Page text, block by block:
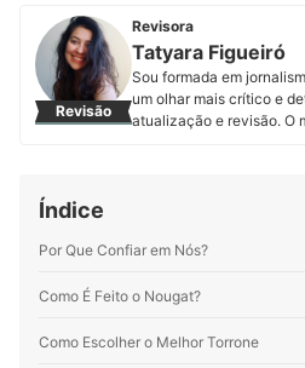
Revisão
Revisora
Tatyara Figueiró
Sou formada em
um olhar mais crítico e
atualização e revisão. O
Índice
Por Que Confiar em Nós?
Como É Feito o Nougat?
Como Escolher o Melhor Torrone